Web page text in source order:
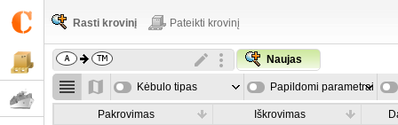
Rasti krovinį Pateikti krovinį
Naujas
Kėbulo tipas Papildomi parametrai
Pakrovimas Iškrovimas